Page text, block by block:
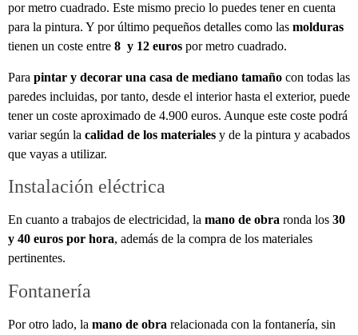
por metro cuadrado. Este mismo precio lo puedes tener en cuenta
para la pintura. Y por último pequeños detalles como las molduras
tienen un coste entre 8 y 12 euros por metro cuadrado.
Para pintar y decorar una casa de mediano tamaño con todas las
paredes incluidas, por tanto, desde el interior hasta el exterior, puede
tener un coste aproximado de 4.900 euros. Aunque este coste podrá
variar según la calidad de los materiales y de la pintura y acabados
que vayas a utilizar.
Instalación eléctrica
En cuanto a trabajos de electricidad, la mano de obra ronda los 30
y 40 euros por hora, además de la compra de los materiales
pertinentes.
Fontanería
Por otro lado, la mano de obra relacionada con la fontanería, sin